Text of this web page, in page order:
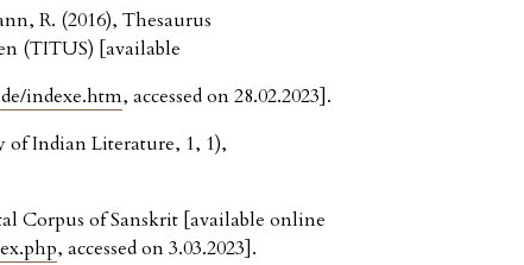
R. (2016), Thesaurus
(TITUS) [available
indexe.htm, accessed on 28.02.2023].
of Indian Literature, 1, 1),
Corpus of Sanskrit [available online
, accessed on 3.03.2023].